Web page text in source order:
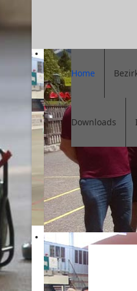
Home
Downloads